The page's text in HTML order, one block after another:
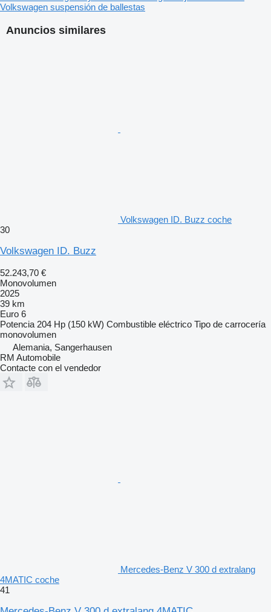
Kombiniert | 6.7
Anuncios similares
Volkswagen ID. Buzz coche
30
Volkswagen ID. Buzz
52.243,70 €
Monovolumen
2025
39 km
Euro 6
Potencia 204 Hp (150 kW) Combustible eléctrico Tipo de carrocería
monovolumen
Alemania, Sangerhausen
RM Automobile
Contacte con el vendedor
Mercedes-Benz V 300 d extralang
4MATIC coche
41
Volkswagen suspensión de ballestas